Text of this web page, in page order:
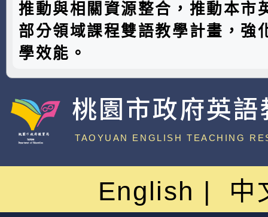
推動與相關資源整合，推動本市
部分領域課程雙語教學計畫，強
學效能。
桃園市政府英
中心
TAOYUAN ENGLISH TEACHING
English 中